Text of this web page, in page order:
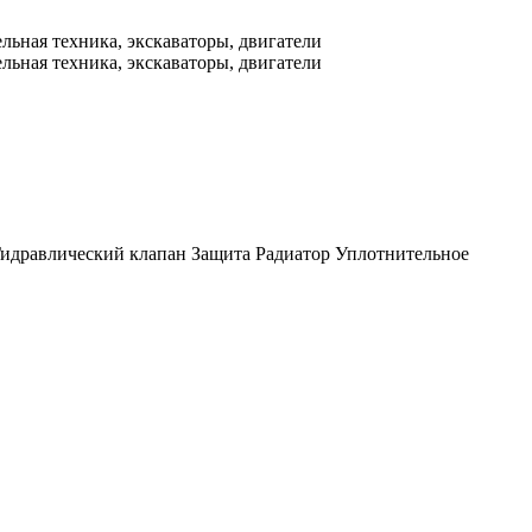
клапан Защита Радиатор Уплотнительное